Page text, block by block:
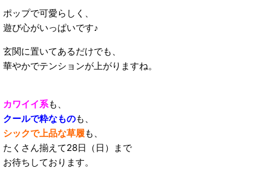
ポップで可愛らしく、
遊び心がいっぱいです♪
玄関に置いてあるだけでも、
華やかでテンションが上がりますね。
カワイイ系も、
クールで粋なものも、
シックで上品な草履も、
たくさん揃えて28日（日）まで
お待ちしております。